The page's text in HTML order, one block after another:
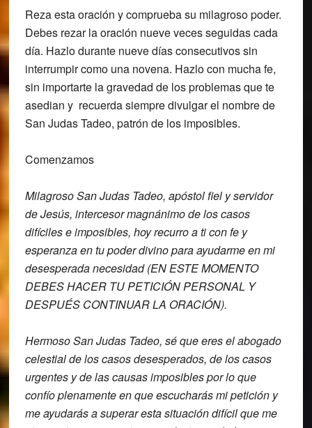
Reza esta oración y comprueba su milagroso poder.
Debes rezar la oración nueve veces seguidas cada
día. Hazlo durante nueve días consecutivos sin
interrumpircomo una novena. Hazlo con mucha fe,
sin importarte la gravedad de los problemas que te
asedian y recuerda siempre divulgar el nombre de
San Judas Tadeo, patrón de los imposibles.
Comenzamos
Milagroso San Judas Tadeo, apóstol fiel y servidor
de Jesús, intercesor magnánimo de los casos
difíciles e imposibles, hoy recurro a ticon fe y
esperanza en tu poder divinopara ayudarme en mi
desesperadanecesidad (EN ESTE MOMENTO
DEBES HACER TU PETICIÓN PERSONAL Y
DESPUÉS CONTINUAR LA ORACIÓN).
Hermoso San Judas Tadeo, sé que eres elabogado
celestial de los casosdesesperados, de los casos
urgentes y delas causas imposibles por lo que
confíoplenamente en que escucharás mi petición y
me ayudarás a superar esta situacióndifícil que me